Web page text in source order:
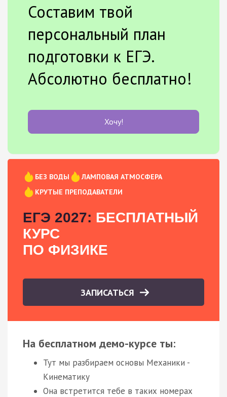
Составим твой
персональный план
подготовки к ЕГЭ.
Абсолютно бесплатно!
Хочу!
БЕЗ ВОДЫ
ЛАМПОВАЯ АТМОСФЕРА
КРУТЫЕ ПРЕПОДАВАТЕЛИ
ЕГЭ 2027: БЕСПЛАТНЫЙ
КУРС
ПО ФИЗИКЕ
ЗАПИСАТЬСЯ
На бесплатном демо-курсе ты:
Тут мы разбираем основы Механики -
Кинематику
Она встретится тебе в таких номерах